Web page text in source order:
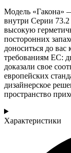
Модель «Гакона»
внутри Серии 73.2
высокую
посторонних
доноситься до вас
требованиям ЕС:
доказали свое
европейских
дизайнерское
пространство
Характеристики